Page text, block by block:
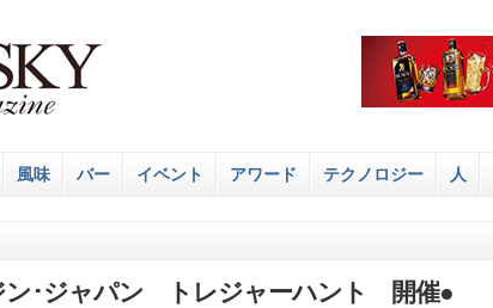
風味 バー イベント アワード テクノロジー 人
ン･ジャパン トレジャーハント 開催●